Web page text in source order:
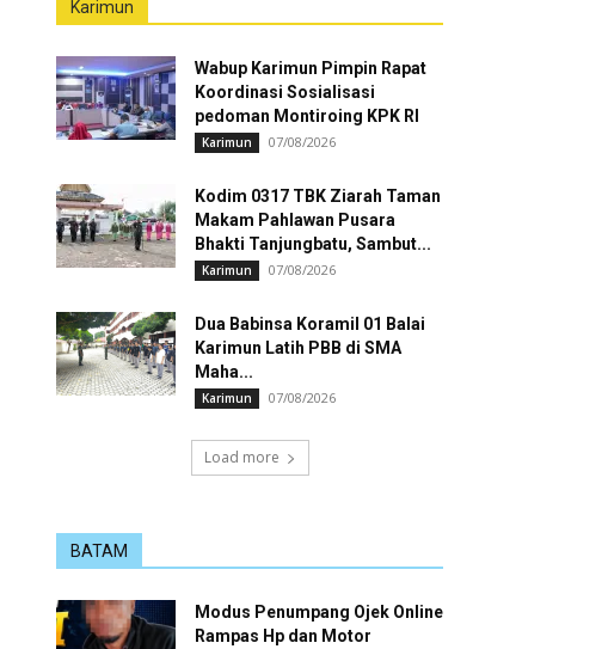
Karimun
Wabup Karimun Pimpin Rapat
Koordinasi Sosialisasi
pedoman Montiroing KPK RI
Karimun 07/08/2026
Kodim 0317 TBK Ziarah Taman
Makam Pahlawan Pusara
Bhakti Tanjungbatu, Sambut...
Karimun 07/08/2026
Dua Babinsa Koramil 01 Balai
Karimun Latih PBB di SMA
Maha...
Karimun 07/08/2026
Load more
BATAM
Modus Penumpang Ojek Online
Rampas Hp dan Motor